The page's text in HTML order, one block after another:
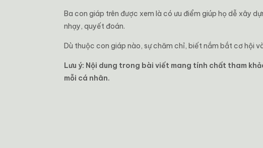
Ba con giáp trên được xem là có ưu điểm giúp họ dễ xây
nhạy, quyết đoán.
Dù thuộc con giáp nào, sự chăm chỉ, biết nắm bắt cơ hội
Lưu ý: Nội dung trong bài viết mang tính chất tham
mỗi cá nhân.